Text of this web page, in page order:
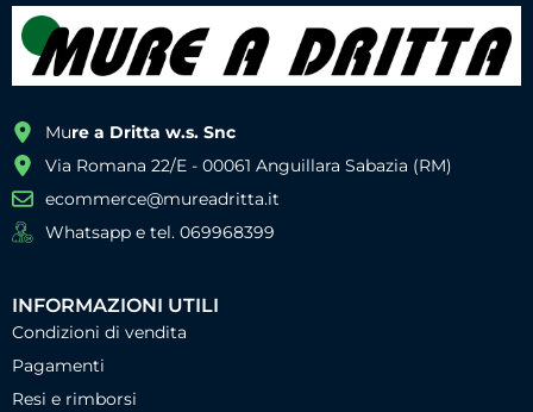
Mure a Dritta w.s. Snc
Via Romana 22/E - 00061 Anguillara Sabazia (RM)
ecommerce@mureadritta.it
Whatsapp e tel. 069968399
INFORMAZIONI UTILI
Condizioni di vendita
Pagamenti
Resi e rimborsi